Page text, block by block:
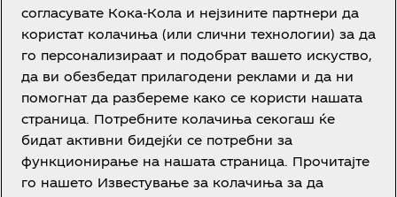
Потребна е помош?
согласувате Кока-Кола и нејзините партнери да
користат колачиња (или слични технологии) за да
го персонализираат и подобрат вашето искуство,
да ви обезбедат прилагодени реклами и да ни
помогнат да разбереме како се користи нашата
страница. Потребните колачиња секогаш ќе
бидат активни бидејќи се потребни за
функционирање на нашата страница. Прочитајте
го нашето Известување за колачиња за да